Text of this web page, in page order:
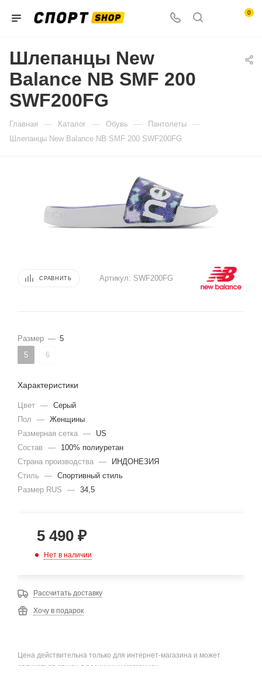
0
Шлепанцы New
Balance NB SMF 200
SWF200FG
Главная — Каталог — Обувь — Пантолеты —
Шлепанцы New Balance NB SMF 200 SWF200FG
СРАВНИТЬ Артикул: SWF200FG
Размер — 5
5
6
Характеристики
Цвет — Серый
Пол
— Женщины
Размерная сетка —
US
Состав
—
100% полиуретан
Страна производства —
ИНДОНЕЗИЯ
Стиль
— Спортивный стиль
Размер RUS
— 34,5
5 490 ₽
Нет в наличии
Рассчитать доставку
Хочу в подарок
Цена действительна только для интернет-магазина и может
отличаться от цен в розничных магазинах